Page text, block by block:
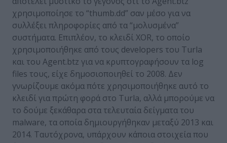
χρησιμοποίησε το “thumb.dd” σαν μέσο για να
συλλέξει πληροφορίες από τα “μολυσμένα”
συστήματα. Επιπλέον, το κλειδί XOR, το οποίο
χρησιμοποιήθηκε από τους developers του Turla
και του Agent.btz για να κρυπτογραφήσουν τα log
files τους, είχε δημοσιοποιηθεί το 2008. Δεν
γνωρίζουμε ακόμα πότε χρησιμοποιήθηκε αυτό το
κλειδί για πρώτη φορά στο Turla, αλλά μπορούμε να
το δούμε ξεκάθαρα στα τελευταία δείγματα του
malware, τα οποία δημιουργήθηκαν μεταξύ 2013 και
2014. Ταυτόχρονα, υπάρχουν κάποια στοιχεία που